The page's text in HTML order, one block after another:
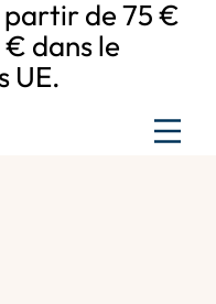
de 75 €
dans le
UE.